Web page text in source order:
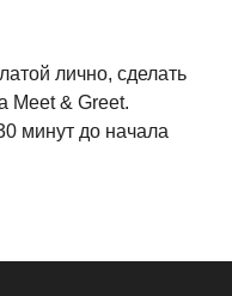
лично, сделать
Meet & Greet.
минут до начала